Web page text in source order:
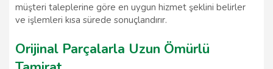
müşteri taleplerine göre en uygun hizmet şeklini belirler
ve işlemleri kısa sürede sonuçlandırır.
Orijinal Parçalarla Uzun Ömürlü